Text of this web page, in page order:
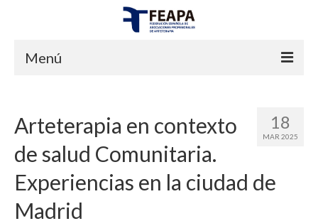
Menú
FEAPA
¿QUIENES SOMOS?
JUNTA DIRECTIVA
CERTIFICACIONES
18
MAR 2025
Arteterapia en contexto
de salud Comunitaria.
Experiencias en la ciudad de
Madrid